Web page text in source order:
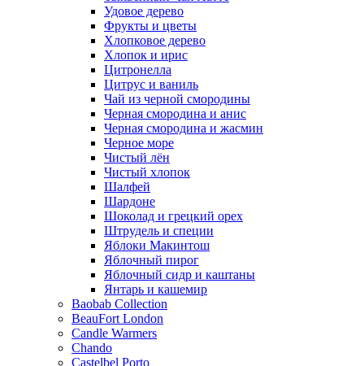
Удовое дерево
Фрукты и цветы
Хлопковое дерево
Хлопок и ирис
Цитронелла
Цитрус и ваниль
Чай из черной смородины
Черная смородина и анис
Черная смородина и жасмин
Черное море
Чистый лён
Чистый хлопок
Шалфей
Шардоне
Шоколад и грецкий орех
Штрудель и специи
Яблоки Макинтош
Яблочный пирог
Яблочный сидр и каштаны
Янтарь и кашемир
Baobab Collection
BeauFort London
Candle Warmers
Chando
Castelbel Porto